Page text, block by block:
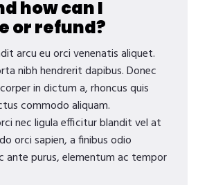
how can I
or refund?
arcu eu orci venenatis aliquet.
nibh hendrerit dapibus. Donec
in dictum a, rhoncus quis
commodo aliquam.
nec ligula efficitur blandit vel at
orci sapien, a finibus odio
ante purus, elementum ac tempor